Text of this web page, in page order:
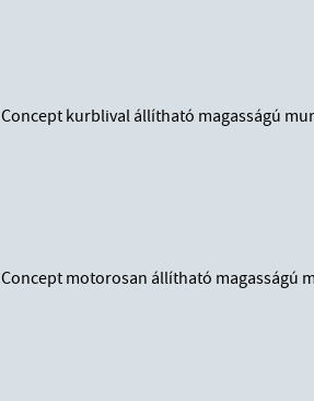
Concept kurblival állítható magasságú
Concept motorosan állítható magasságú